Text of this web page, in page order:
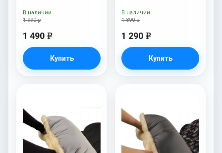
Navy
1 990 р
1 490 e
Купить
В наличии
Brown
1 890 р
1 290 e
Купить
В наличии